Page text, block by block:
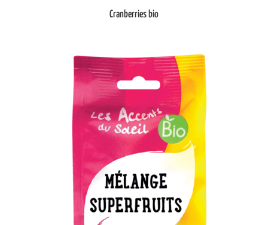
Cranberries bio